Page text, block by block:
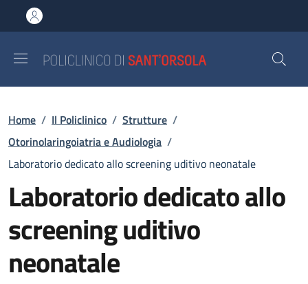
al contenuto principale
to footer content
Briciole di pane
Home / Il Policlinico / Strutture /
Otorinolaringoiatria e Audiologia /
Laboratorio dedicato allo screening uditivo neonatale
Laboratorio dedicato allo
screening uditivo
neonatale